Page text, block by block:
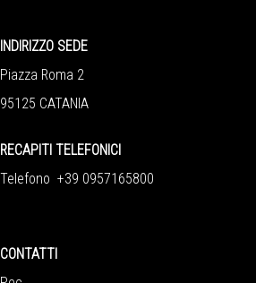
INDIRIZZO SEDE
Piazza Roma 2
95125 CATANIA
RECAPITI TELEFONICI
Telefono +39 0957165800
CONTATTI